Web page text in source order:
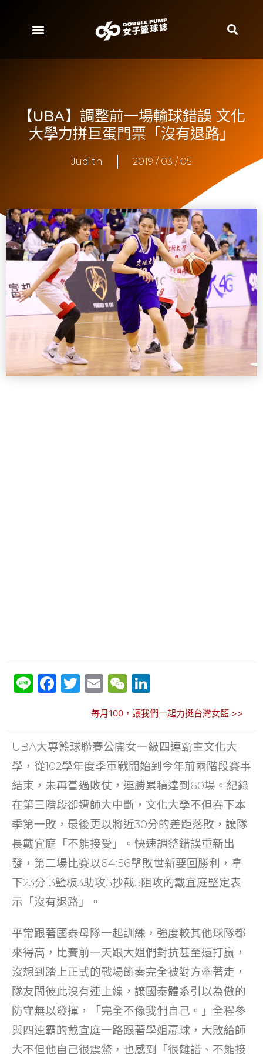
【UBA】調整前一場輸球錯誤 文化
大學力拼巨蛋門票「沒有退路」
Judith 2019 / 03 / 05
Li F
e
b
o
o
k
T
itt
er
E
ai
l
W
C
h
at
k
e
dI
n
每月100，讓我們一起力挺台灣女籃 >>
UBA大專籃球聯賽公開女一級四連霸主文化大
學，從102學年度季軍戰開始到今年前兩階段賽事
結束，未再嘗過敗仗，連勝累積達到60場。紀錄
在第三階段卻遭師大中斷，文化大學不但吞下本
季第一敗，最後更以將近30分的差距落敗，讓隊
長戴宜庭「不能接受」。快速調整錯誤重新出
發，第二場比賽以64:56擊敗世新要回勝利，拿
下23分13籃板3助攻5抄截5阻攻的戴宜庭堅定表
示「沒有退路」。
平常跟著國泰母隊一起訓練，強度較其他球隊都
來得高，比賽前一天跟大姐們對抗甚至還打贏，
沒想到踏上正式的戰場節奏完全被對方牽著走，
隊友間彼此沒有連上線，讓國泰體系引以為傲的
防守無以發揮，「完全不像我們自己。」全程參
與四連霸的戴宜庭一路跟著學姐贏球，大敗給師
大不但他自己很震驚，也感到「很離譜、不能接